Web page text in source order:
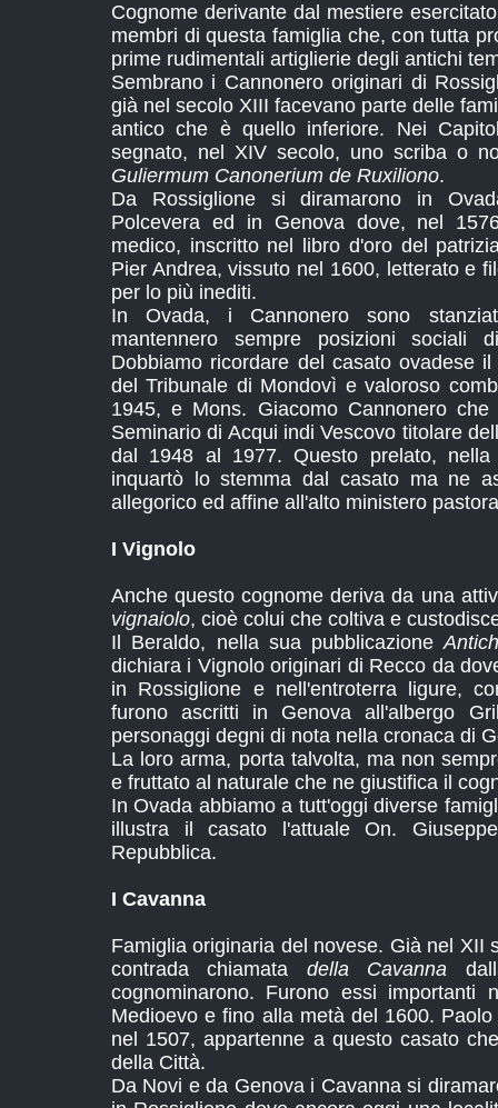
Cognome derivante dal mestiere
membri di questa famiglia che, con tutta
prime rudimentali artiglierie degli antichi
Sembrano i Cannonero originari di
già nel secolo XIII facevano parte delle
antico che è quello inferiore. Nei
segnato, nel XIV secolo, uno scriba o
Guliermum Canonerium de Ruxiliono.
Da Rossiglione si diramarono in
Polcevera ed in Genova dove, nel
medico, inscritto nel libro d'oro del
Pier Andrea, vissuto nel 1600, letterato e
per lo più inediti.
In Ovada, i Cannonero sono
mantennero sempre posizioni sociali
Dobbiamo ricordare del casato ovadese
del Tribunale di Mondovì e valoroso
1945, e Mons. Giacomo Cannonero
Seminario di Acqui indi Vescovo titolare
dal 1948 al 1977. Questo prelato,
inquartò lo stemma dal casato ma ne
allegorico ed affine all'alto ministero
I Vignolo
Anche questo cognome deriva da una
vignaiolo, cioè colui che coltiva e
Il Beraldo, nella sua pubblicazione
dichiara i Vignolo originari di Recco da
in Rossiglione e nell'entroterra ligure,
furono ascritti in Genova all'albergo
personaggi degni di nota nella cronaca di
La loro arma, porta talvolta, ma non
e fruttato al naturale che ne giustifica il
In Ovada abbiamo a tutt'oggi diverse
illustra il casato l'attuale On.
Repubblica.
I Cavanna
Famiglia originaria del novese. Già nel XII
contrada chiamata della Cavanna
cognominarono. Furono essi
Medioevo e fino alla metà del 1600.
nel 1507, appartenne a questo casato
della Città.
Da Novi e da Genova i Cavanna si